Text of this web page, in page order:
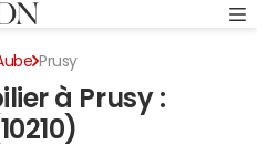
Prusy
à Prusy :